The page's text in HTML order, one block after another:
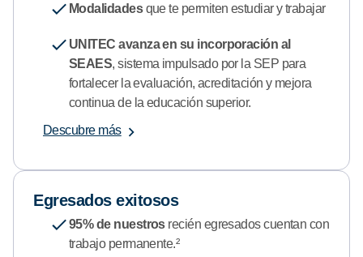
Modalidadesque te permiten estudiar y trabajar
UNITEC avanza en su incorporación al
SEAES, sistema impulsado por la SEP para
fortalecer la evaluación, acreditación y mejora
continua de la educación superior.
Descubre más
Egresados exitosos
95% de nuestrosrecién egresados cuentan con
trabajo permanente.²